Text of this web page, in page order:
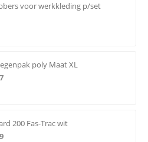
voor werkkleding p/set
poly Maat XL
200 Fas-Trac wit